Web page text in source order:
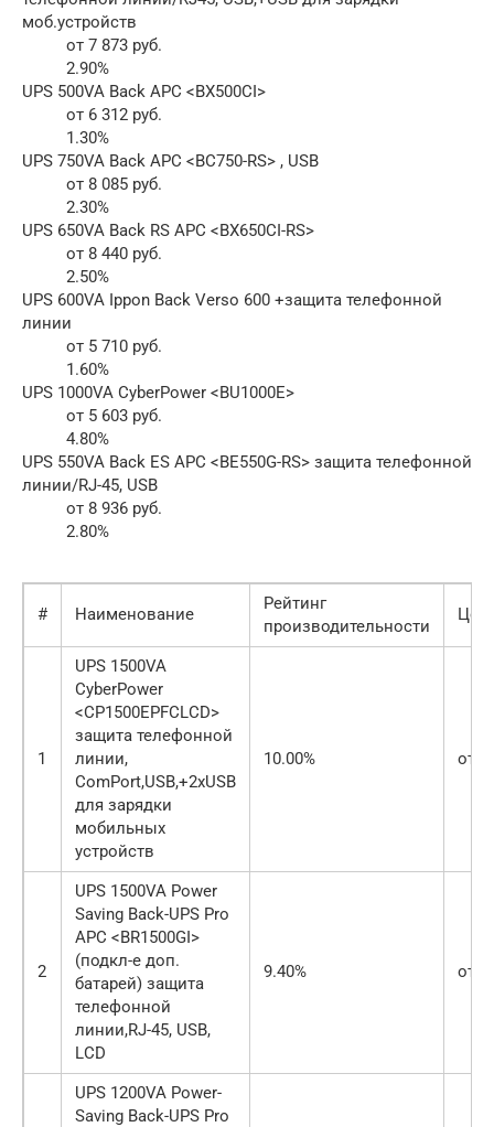
моб.устройств
от 7 873 руб.
2.90%
UPS 500VA Back APC <BX500CI>
от 6 312 руб.
1.30%
UPS 750VA Back APC <BC750-RS> , USB
от 8 085 руб.
2.30%
UPS 650VA Back RS APC <BX650CI-RS>
от 8 440 руб.
2.50%
UPS 600VA Ippon Back Verso 600 +защита телефонной
линии
от 5 710 руб.
1.60%
UPS 1000VA CyberPower <BU1000E>
от 5 603 руб.
4.80%
UPS 550VA Back ES APC <BE550G-RS> защита телефонной
линии/RJ-45, USB
от 8 936 руб.
2.80%
# Наименование
Рейтинг
производительности
1
UPS 1500VA
CyberPower
<CP1500EPFCLCD>
защита телефонной
линии,
ComPort,USB,+2xUSB
для зарядки
мобильных
устройств
10.00% от
2
UPS 1500VA Power
Saving Back-UPS Pro
APC <BR1500GI>
(подкл-е доп.
батарей) защита
телефонной
линии,RJ-45, USB,
LCD
9.40% от
UPS 1200VA Power-
Saving Back-UPS Pro